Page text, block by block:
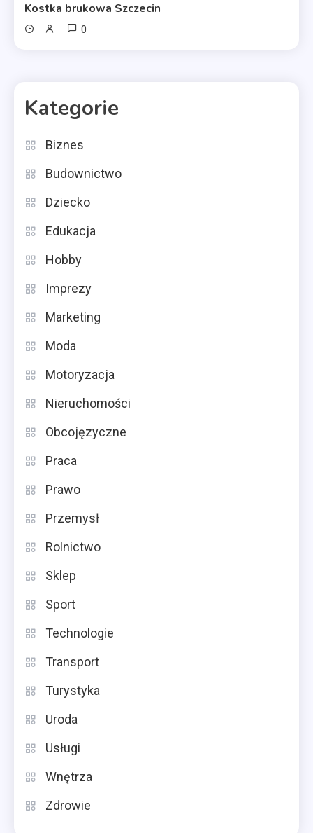
Kostka brukowa Szczecin
0
Kategorie
Biznes
Budownictwo
Dziecko
Edukacja
Hobby
Imprezy
Marketing
Moda
Motoryzacja
Nieruchomości
Obcojęzyczne
Praca
Prawo
Przemysł
Rolnictwo
Sklep
Sport
Technologie
Transport
Turystyka
Uroda
Usługi
Wnętrza
Zdrowie